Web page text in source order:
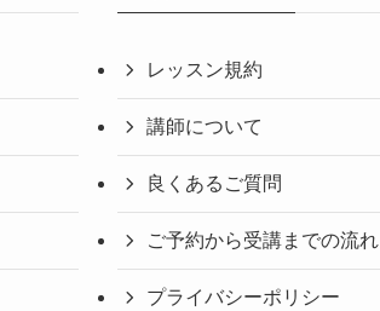
レッスン規約
講師について
良くあるご質問
ご予約から受講までの流れ
プライバシーポリシー